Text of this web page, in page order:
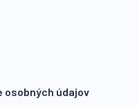
osobných údajov